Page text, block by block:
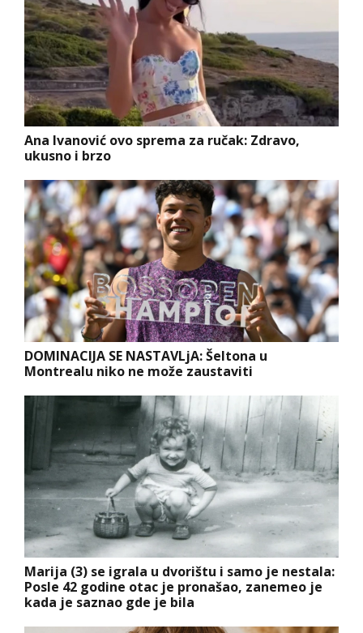
Ana Ivanović ovo sprema za ručak: Zdravo,
ukusno i brzo
DOMINACIJA SE NASTAVLjA: Šeltona u
Montrealu niko ne može zaustaviti
Marija (3) se igrala u dvorištu i samo je nestala:
Posle 42 godine otac je pronašao, zanemeo je
kada je saznao gde je bila